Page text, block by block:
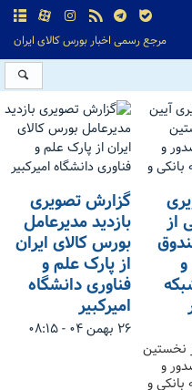
مرجع رسمی اخبار بورس کالای ایران
از
نخستین
و
بانکی و
گزارش تصویری
بازدید مدیرعامل
بورس کالای ایران
از پارک علم و
فناوری دانشگاه
امیرکبیر
۲۶ بهمن ۰۴ - ۰۸:۱۵